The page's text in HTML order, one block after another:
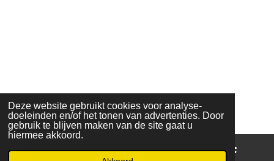
Deze website gebruikt cookies voor analyse-
doeleinden en/of het tonen van advertenties. Door
gebruik te blijven maken van de site gaat u
hiermee akkoord.